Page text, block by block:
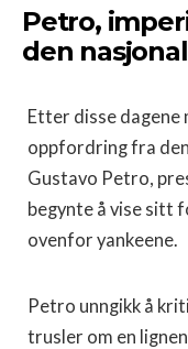
Petro,
den
Etter disse dagene
oppfordring fra
Gustavo Petro,
begynte å vise sitt
ovenfor yankeene.
Petro unngikk å
trusler om en